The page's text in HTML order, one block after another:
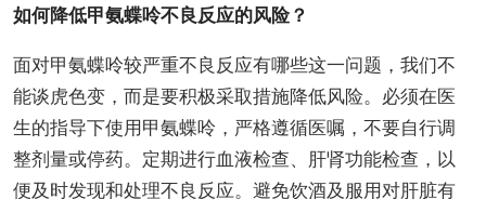
如何降低甲氨蝶呤不良反应的风险？
面对甲氨蝶呤较严重不良反应有哪些这一问题，我们不
能谈虎色变，而是要积极采取措施降低风险。必须在医
生的指导下使用甲氨蝶呤，严格遵循医嘱，不要自行调
整剂量或停药。定期进行血液检查、肝肾功能检查，以
便及时发现和处理不良反应。避免饮酒及服用对肝脏有